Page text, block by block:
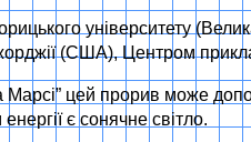
університету (
(США), Центром
Марсі” цей прорив може
є сонячне світло.